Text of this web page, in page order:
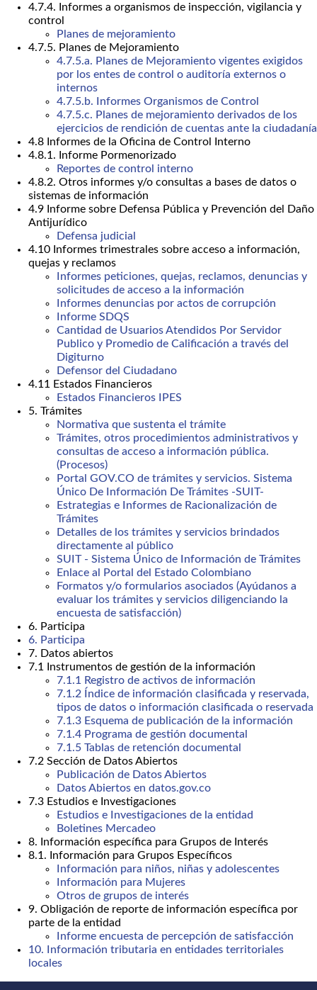
4.7.4. Informes a organismos de inspección, vigilancia y
control
Planes de mejoramiento
4.7.5. Planes de Mejoramiento
4.7.5.a. Planes de Mejoramiento vigentes exigidos
por los entes de control o auditoría externos o
internos
4.7.5.b. Informes Organismos de Control
4.7.5.c. Planes de mejoramiento derivados de los
ejercicios de rendición de cuentas ante la ciudadanía
4.8 Informes de la Oficina de Control Interno
4.8.1. Informe Pormenorizado
Reportes de control interno
4.8.2. Otros informes y/o consultas a bases de datos o
sistemas de información
4.9 Informe sobre Defensa Pública y Prevención del Daño
Antijurídico
Defensa judicial
4.10 Informes trimestrales sobre acceso a información,
quejas y reclamos
Informes peticiones, quejas, reclamos, denuncias y
solicitudes de acceso a la información
Informes denuncias por actos de corrupción
Informe SDQS
Cantidad de Usuarios Atendidos Por Servidor
Publico y Promedio de Calificación a través del
Digiturno
Defensor del Ciudadano
4.11 Estados Financieros
Estados Financieros IPES
5. Trámites
Normativa que sustenta el trámite
Trámites, otros procedimientos administrativos y
consultas de acceso a información pública.
(Procesos)
Portal GOV.CO de trámites y servicios. Sistema
Único De Información De Trámites -SUIT-
Estrategias e Informes de Racionalización de
Trámites
Detalles de los trámites y servicios brindados
directamente al público
SUIT - Sistema Único de Información de Trámites
Enlace al Portal del Estado Colombiano
Formatos y/o formularios asociados (Ayúdanos a
evaluar los trámites y servicios diligenciando la
encuesta de satisfacción)
6. Participa
6. Participa
7. Datos abiertos
7.1 Instrumentos de gestión de la información
7.1.1 Registro de activos de información
7.1.2 Índice de información clasificada y reservada,
tipos de datos o información clasificada o reservada
7.1.3 Esquema de publicación de la información
7.1.4 Programa de gestión documental
7.1.5 Tablas de retención documental
7.2 Sección de Datos Abiertos
Publicación de Datos Abiertos
Datos Abiertos en datos.gov.co
7.3 Estudios e Investigaciones
Estudios e Investigaciones de la entidad
Boletines Mercadeo
8. Información específica para Grupos de Interés
8.1. Información para Grupos Específicos
Información para niños, niñas y adolescentes
Información para Mujeres
Otros de grupos de interés
9. Obligación de reporte de información específica por
parte de la entidad
Informe encuesta de percepción de satisfacción
10. Información tributaria en entidades territoriales
locales